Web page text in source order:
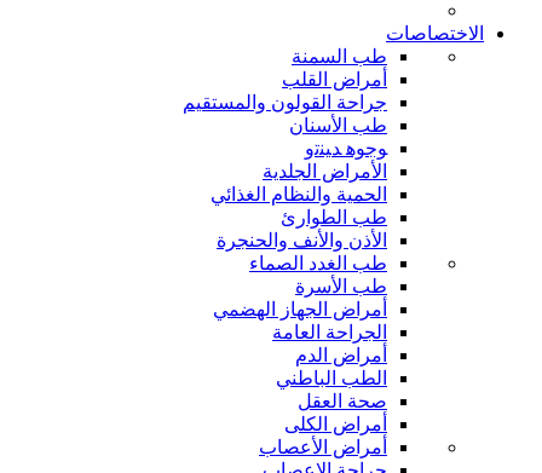
الاختصاصات
طب السمنة
أمراض القلب
جراحة القولون والمستقيم
طب الأسنان
ﻮﺟﻮﻫ ﺪﻴﻨﺗﻭ
الأمراض الجلدية
الحمية والنظام الغذائي
طب الطوارئ
الأذن والأنف والحنجرة
طب الغدد الصماء
طب الأسرة
أمراض الجهاز الهضمي
الجراحة العامة
أمراض الدم
الطب الباطني
صحة العقل
أمراض الكلى
أمراض الأعصاب